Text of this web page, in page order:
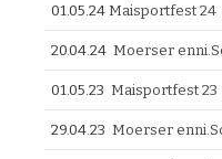
01.05.24 Maisportfest 24
20.04.24 Moerser
01.05.23 Maisportfest 23
29.04.23 Moerser